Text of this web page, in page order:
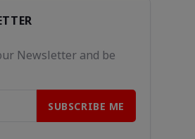
Newsletter and be